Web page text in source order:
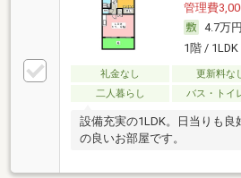
管理費
4.7万円
1階 /
礼金なし 更新料な
二人暮らし
バス・トイ
設備充実の1LDK。日当りも
の良いお部屋です。